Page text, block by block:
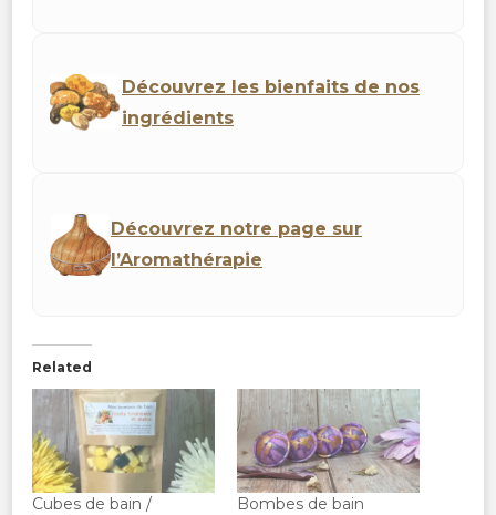
Découvrez les bienfaits de nos
ingrédients
Découvrez notre page sur
l’Aromathérapie
Related
Cubes de bain /
Bombes de bain